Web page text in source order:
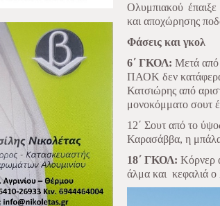
Ολυμπιακού
και αποχώρησης
Φάσεις και γκολ
6΄ ΓΚΟΛ: Μετά από
ΠΑΟΚ δεν
Κατσιώρης από
μονοκόμματο σουτ
12΄ Σουτ από το
Καρασάββα, η
18΄ ΓΚΟΛ: Κόρνερ
άλμα και κεφαλιά ο